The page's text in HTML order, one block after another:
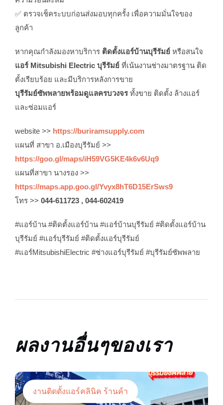
✅ ตรวจเช็คระบบก่อนส่งมอบทุกครั้ง เพื่อความมั่นใจของ
ลูกค้า
หากคุณกำลังมองหาบริการ ติดตั้งแอร์บ้านบุรีรัมย์หรือสนใจ
แอร์ Mitsubishi Electric บุรีรัมย์ที่เน้นงานช่างมาตรฐาน ติด
ตั้งเรียบร้อย และมีบริการหลังการขาย
บุรีรัมย์ซัพพลายพร้อมดูแลครบวงจรทั้งขาย ติดตั้ง ล้างแอร์
และซ่อมแอร์
website >> https://buriramsupply.com
แผนที่ สาขา อ.เมืองบุรีรัมย์ >>
https://goo.gl/maps/iH59VG5KE4k6v6Uq9
แผนที่สาขา นางรอง >>
https://maps.app.goo.gl/Yvyx8hT6D15ErSws9
โทร >> 044-611723 , 044-602419
#แอร์บ้าน #ติดตั้งแอร์บ้าน #แอร์บ้านบุรีรัมย์ #ติดตั้งแอร์บ้าน
บุรีรัมย์ #แอร์บุรีรัมย์ #ติดตั้งแอร์บุรีรัมย์
#แอร์MitsubishiElectric #ช่างแอร์บุรีรัมย์ #บุรีรัมย์ซัพพลาย
ผลงานอื่นๆของเรา
งานติดตั้งแอร์คลินิค ร้านค้า